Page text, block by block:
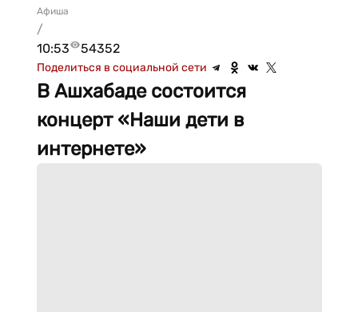
Афиша
/
10:53
54352
Поделиться в социальной сети
В Ашхабаде состоится
концерт «Наши дети в
интернете»